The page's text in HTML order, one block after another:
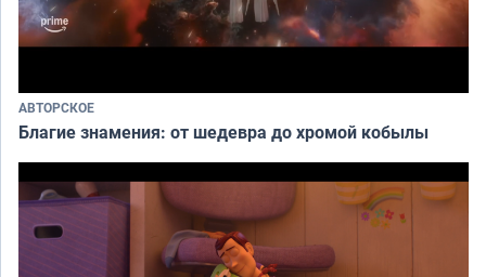
АВТОРСКОЕ
Благие знамения: от шедевра до хромой кобылы